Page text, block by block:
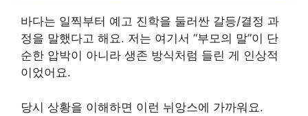
바다는 일찍부터 예고 진학을 둘러싼 갈등/결정 과
정을 말했다고 해요. 저는 여기서 “부모의 말”이 단
순한 압박이 아니라 생존 방식처럼 들린 게 인상적
이었어요.
당시 상황을 이해하면 이런 뉘앙스에 가까워요.